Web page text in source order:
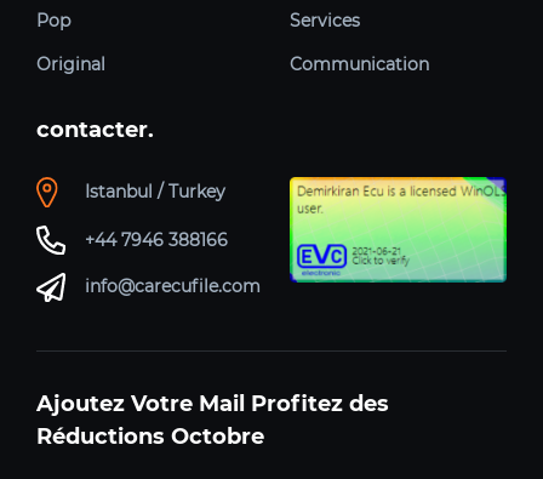
Pop
Original
Services
Communication
contacter.
Istanbul / Turkey
+44 7946 388166
info@carecufile.com
Ajoutez Votre Mail Profitez des
Réductions Octobre